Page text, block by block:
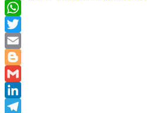
WhatsApp
Twitter
Email
Blogger
Gmail
LinkedIn